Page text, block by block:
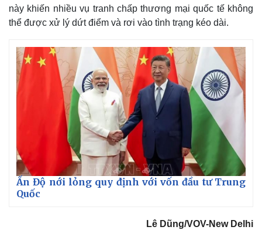
này khiến nhiều vụ tranh chấp thương mại quốc tế không
thể được xử lý dứt điểm và rơi vào tình trạng kéo dài.
Ấn Độ nới lỏng quy định với vốn đầu tư Trung
Quốc
Lê Dũng/VOV-New Delhi